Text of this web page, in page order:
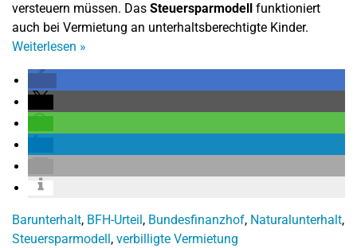
versteuern müssen. Das Steuersparmodell
funktioniert
auch bei Vermietung an unterhaltsberechtigte Kinder.
Weiterlesen »
Barunterhalt, BFH-Urteil , Bundesfinanzhof, Naturalunterhalt,
Steuersparmodell , verbilligte Vermietung